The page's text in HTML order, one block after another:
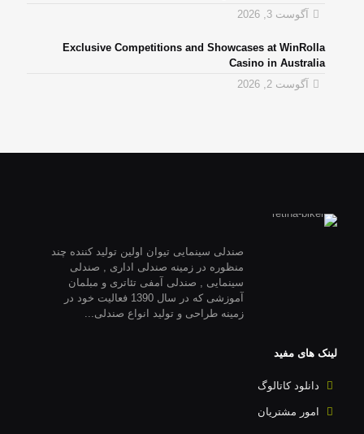
آگوست 3, 2026
Exclusive Competitions and Showcases at WinRolla
Casino in Australia
آگوست 2, 2026
صندلی سینمایی تیوان اولین تولید کننده چند
منظوره در زمینه صندلی اداری , صندلی
سینمایی , صندلی آمفی تئاتری و مبلمان
آموزشی که در سال 1390 فعالیت خود در
زمینه طراحی و تولید انواع صندلی...
لینک های مفید
دانلود کاتالوگ
امور مشتریان